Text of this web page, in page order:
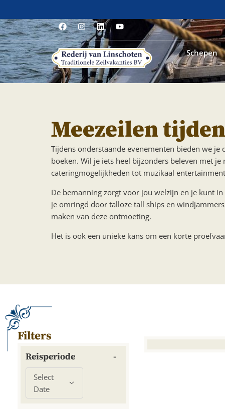
Schepen
Meezeilen
Tijdens onderstaande evenementen bieden we
boeken. Wil je iets heel bijzonders beleven met
cateringmogelijkheden tot muzikaal
De bemanning zorgt voor jou welzijn en je kunt
je omringd door talloze tall ships en
maken van deze ontmoeting.
Het is ook een unieke kans om een korte
Filters
Reisperiode
Select
Date